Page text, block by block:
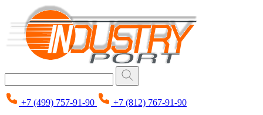
+7 (499) 757-91-90 +7 (812) 767-91-90